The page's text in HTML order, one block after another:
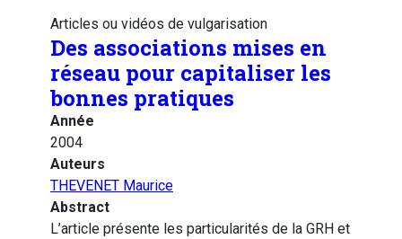
Articles ou vidéos de vulgarisation
Des associations mises en
réseau pour capitaliser les
bonnes pratiques
Année
2004
Auteurs
THEVENET Maurice
Abstract
L’article présente les particularités de la GRH et